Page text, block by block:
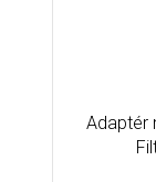
Adaptér